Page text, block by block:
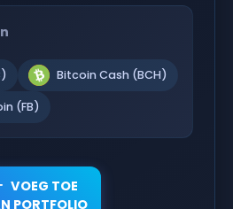
Bitcoin Cash (BCH)
(FB)
VOEG TOE
PORTFOLIO